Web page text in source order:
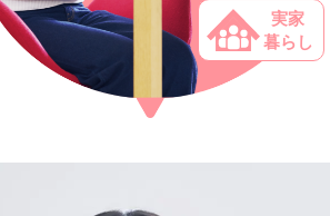
実家
暮らし